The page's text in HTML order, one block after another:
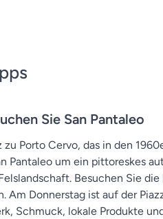
Sie San Pantaleo
zu Porto Cervo, das in den
Pantaleo um ein pittoreskes
Besuchen Sie
Am Donnerstag ist auf der
Schmuck, lokale Produkte